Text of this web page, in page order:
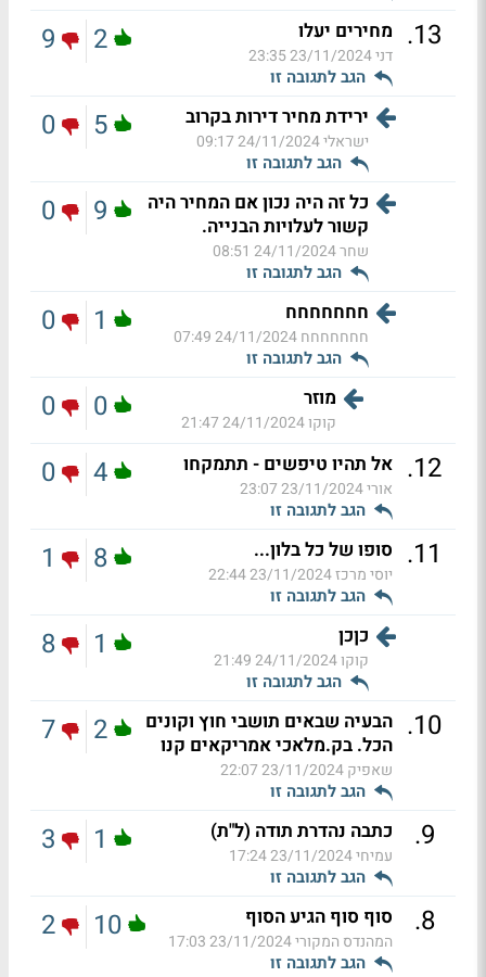
13
. מחירים יעלו
דני23/11/2024 23:35
הגב לתגובה זו
2
9
ירידת מחיר דירות בקרוב
ישראלי24/11/2024 09:17
הגב לתגובה זו
5
0
כל זה היה נכון אם המחיר היה
קשור לעלויות הבנייה.
שחר24/11/2024 08:51
הגב לתגובה זו
9
0
חחחחחחח
חחחחחחח24/11/2024 07:49
הגב לתגובה זו
1
0
מוזר
קוקו24/11/2024 21:47
0
0
12
. אל תהיו טיפשים - תתמקחו
אורי23/11/2024 23:07
הגב לתגובה זו
4
0
11
. סופו של כל בלון...
יוסי מרכז23/11/2024 22:44
הגב לתגובה זו
8
1
כןכן
קוקו24/11/2024 21:49
הגב לתגובה זו
1
8
10
. הבעיה שבאים תושבי חוץ וקונים
הכל. בק.מלאכי אמריקאים קנו
שאפיק23/11/2024 22:07
הגב לתגובה זו
2
7
9
. כתבה נהדרת תודה (ל"ת)
עמיחי23/11/2024 17:24
הגב לתגובה זו
1
3
8
. סוף סוף הגיע הסוף
המהנדס המקורי23/11/2024 17:03
הגב לתגובה זו
10
2